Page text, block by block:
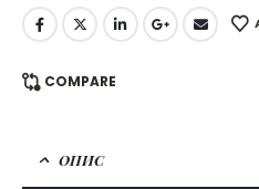
COMPARE
ОПИС